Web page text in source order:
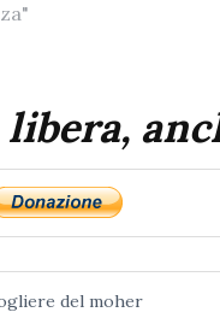
del moher